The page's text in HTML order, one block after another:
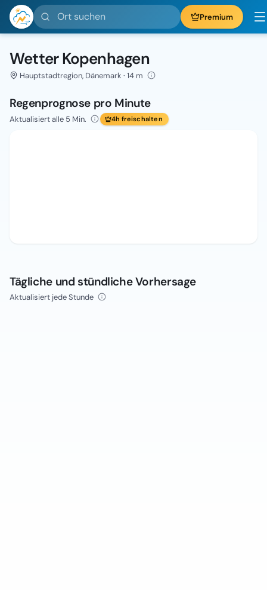
Ort suchen Premium
Wetter Kopenhagen
Hauptstadtregion, Dänemark · 14 m
Regenprognose pro Minute
Aktualisiert alle 5 Min. 4h freischalten
Tägliche und stündliche Vorhersage
Aktualisiert jede Stunde